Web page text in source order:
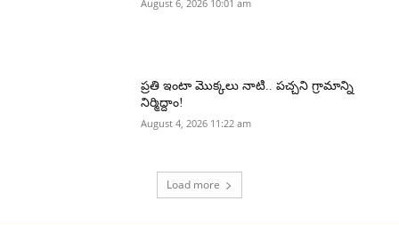
August 6, 2026 10:01 am
ప్రతి ఇంటా మొక్కలు నాటి.. పచ్చని గ్రామాన్ని
నిర్మిద్దాం!
August 4, 2026 11:22 am
Load more